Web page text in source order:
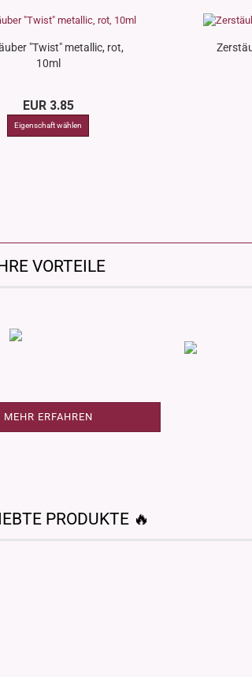
"Twist" metallic, rot,
10ml
EUR 3.85
VORTEILE
MEHR ERFAHREN
PRODUKTE 🔥